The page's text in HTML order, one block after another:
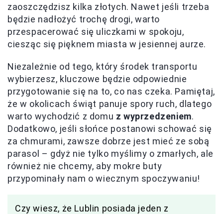
zaoszczędzisz kilka złotych. Nawet jeśli trzeba
będzie nadłożyć trochę drogi, warto
przespacerować się uliczkami w spokoju,
ciesząc się pięknem miasta w jesiennej aurze.
Niezależnie od tego, który środek transportu
wybierzesz, kluczowe będzie odpowiednie
przygotowanie się na to, co nas czeka. Pamiętaj,
że w okolicach świąt panuje spory ruch, dlatego
warto wychodzić z domu z wyprzedzeniem.
Dodatkowo, jeśli słońce postanowi schować się
za chmurami, zawsze dobrze jest mieć ze sobą
parasol – gdyż nie tylko myślimy o zmarłych, ale
również nie chcemy, aby mokre buty
przypominały nam o wiecznym spoczywaniu!
Czy wiesz, że Lublin posiada jeden z